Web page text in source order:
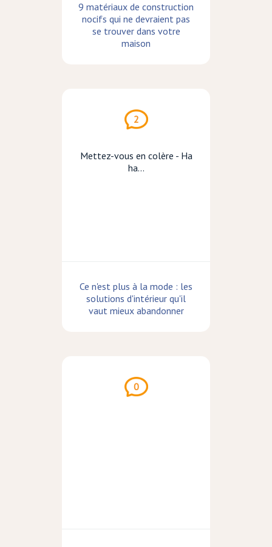
9 matériaux de construction
nocifs qui ne devraient pas
se trouver dans votre
maison
2
Mettez-vous en colère - Ha
ha...
Ce n'est plus à la mode : les
solutions d'intérieur qu'il
vaut mieux abandonner
0